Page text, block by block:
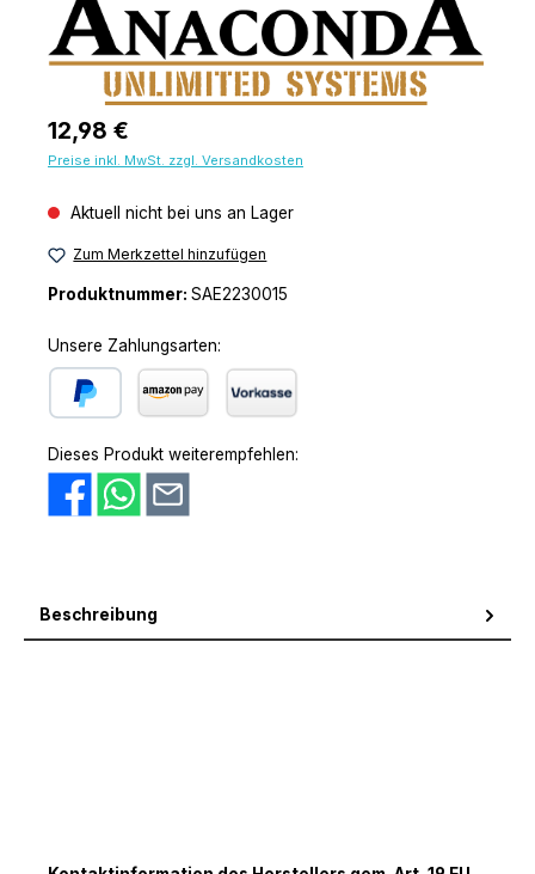
Regulärer Preis:
12,98 €
Preise inkl. MwSt. zzgl. Versandkosten
Aktuell nicht bei uns an Lager
Zum Merkzettel hinzufügen
Produktnummer: SAE2230015
Unsere Zahlungsarten:
Dieses Produkt weiterempfehlen:
Beschreibung